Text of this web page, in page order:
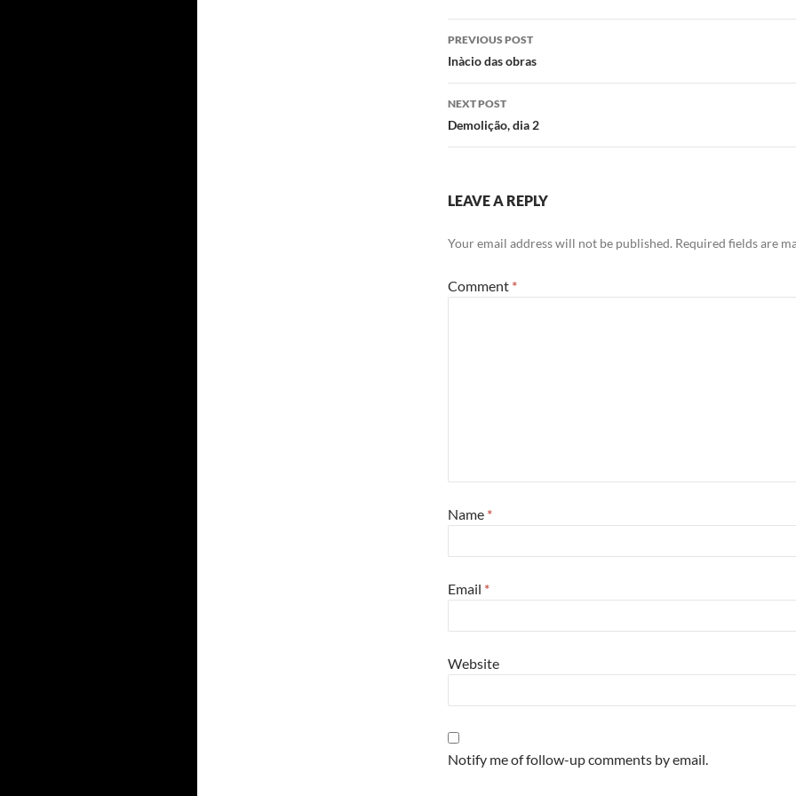
Post
navigation
PREVIOUS POST
Inà­cio das obras
NEXT POST
Demolição, dia 2
LEAVE A REPLY
Your email address will not be published. Required fields are
Comment *
Name *
Email *
Website
Notify me of follow-up comments by email.